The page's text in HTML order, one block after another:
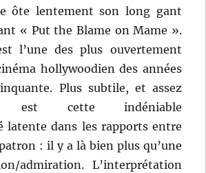
ôte lentement son long gant
« Put the Blame on Mame ».
l’une des plus ouvertement
hollywoodien des années
Plus subtile, et assez
est cette indéniable
latente dans les rapports entre
: il y a là bien plus qu’une
admiration. L’interprétation